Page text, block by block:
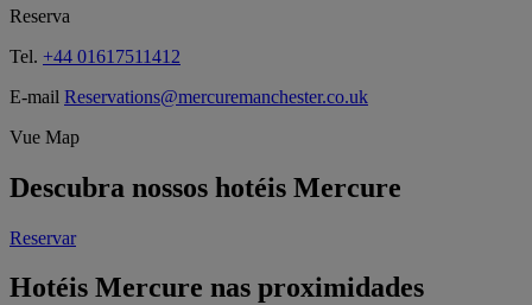
Reserva
Tel. +44 01617511412
E-mail Reservations@mercuremanchester.co.uk
Vue Map
Descubra nossos hotéis Mercure
Reservar
Hotéis Mercure nas proximidades